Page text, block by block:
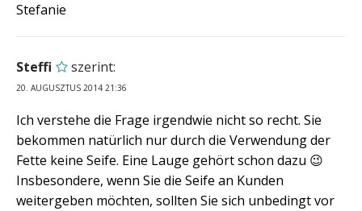
Stefanie
Steffi szerint:
20. AUGUSZTUS 2014 21:36
Ich verstehe die Frage irgendwie nicht so recht. Sie
bekommen natürlich nur durch die Verwendung der
Fette keine Seife. Eine Lauge gehört schon dazu 😉
Insbesondere, wenn Sie die Seife an Kunden
weitergeben möchten, sollten Sie sich unbedingt vor